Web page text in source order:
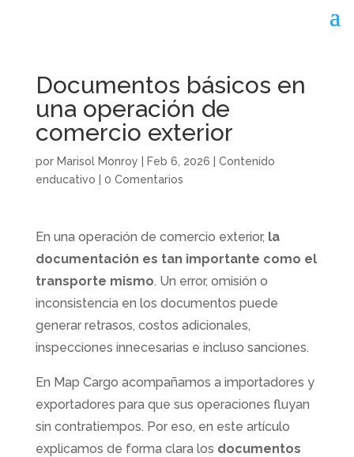
Documentos básicos en
una operación de
comercio exterior
por Marisol Monroy Feb 6, 2026
Contenido
enducativo
0 Comentarios
En una operación de comercio exterior, la
documentación es tan importante como el
transporte mismo. Un error, omisión o
inconsistencia en los documentos puede
generar retrasos, costos adicionales,
inspecciones innecesarias e incluso sanciones.
En Map Cargo acompañamos a importadores y
exportadores para que sus operaciones fluyan
sin contratiempos. Por eso, en este artículo
explicamos de forma clara los documentos